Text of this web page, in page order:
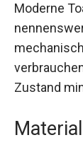
Moderne
Zustand